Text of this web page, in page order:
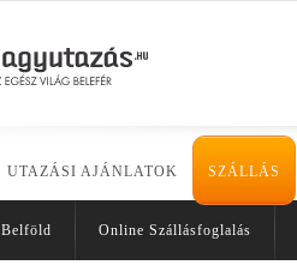
UTAZÁSI AJÁNLATOK SZÁLLÁS
Belföld Online Szállásfoglalás